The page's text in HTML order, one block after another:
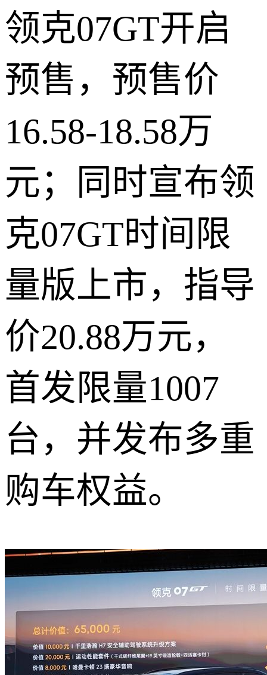
领克07GT开启
预售，预售价
16.58-18.58万
元；同时宣布领
克07GT时间限
量版上市，指导
价20.88万元，
首发限量1007
台，并发布多重
购车权益。